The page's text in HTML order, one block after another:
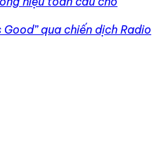
qua chiến dịch Radio